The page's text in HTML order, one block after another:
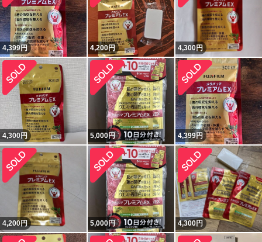
4,399円 4,200円 4,300円
4,300円 5,000円 4,399円
4,200円 5,000円 4,300円